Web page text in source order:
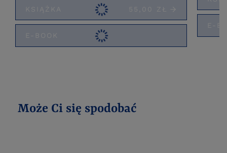
KSIĄŻKA 55,00 ZŁ
E-BOOK
E-
Może Ci się spodobać